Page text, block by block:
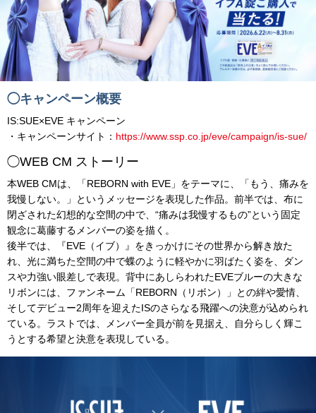
◯キャンペーン概要
IS:SUE×EVE キャンペーン
・キャンペーンサイト： https://www.ssp.co.jp/eve/campaign/is-sue/
◯WEB CM ストーリー
本WEB CMは、「REBORN with EVE」をテーマに、「もう、痛みを
我慢しない。」というメッセージを表現した作品。前半では、布に
閉ざされた幻想的な空間の中で、“痛みは我慢するもの”という固定
観念に葛藤するメンバーの姿を描く。
後半では、『EVE（イブ）』をきっかけにその世界から解き放た
れ、光に満ちた空間の中で蝶のように軽やかに羽ばたく姿を、ダン
スや力強い眼差しで表現。背中にあしらわれたEVEブルーの大きな
リボンには、ファンネーム「REBORN（リボン）」との絆や愛情、
そしてデビュー2周年を迎えたISのさらなる飛躍への決意が込められ
ている。ラストでは、メンバー全員が前を見据え、自分らしく輝こ
うとする希望と決意を表現している。